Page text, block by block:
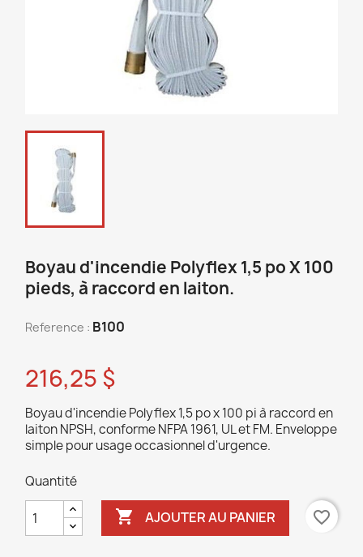
Boyau d'incendie Polyflex 1,5 po X 100
pieds, à raccord en laiton.
Reference : B100
216,25 $
Boyau d'incendie Polyflex 1,5 po x 100 pi à raccord en
laiton NPSH, conforme NFPA 1961, UL et FM. Enveloppe
simple pour usage occasionnel d'urgence.
Quantité
 AJOUTER AU PANIER favorite_border